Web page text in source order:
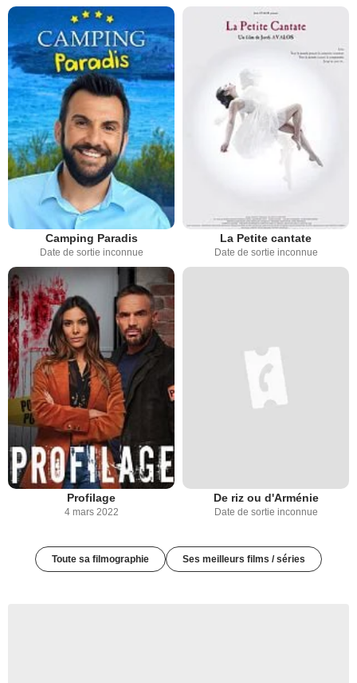
Camping Paradis
Date de sortie inconnue
La Petite cantate
Date de sortie inconnue
Profilage
4 mars 2022
De riz ou d'Arménie
Date de sortie inconnue
Toute sa filmographie Ses meilleurs films / séries